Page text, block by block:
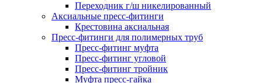
Переходник г/ш никелированный
Аксиальные пресс-фитинги
Крестовина аксиальная
Пресс-фитинги для полимерных труб
Пресс-фитинг муфта
Пресс-фитинг угловой
Пресс-фитинг тройник
Муфта пресс-гайка